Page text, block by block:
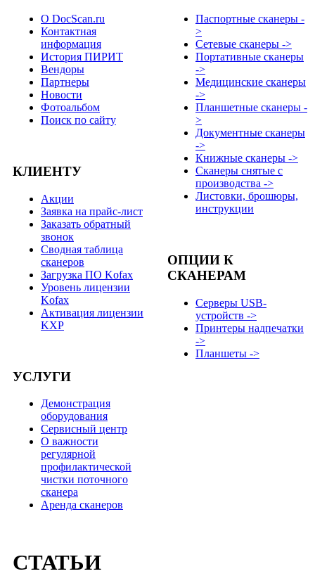
О DocScan.ru
Контактная
информация
История ПИРИТ
Вендоры
Партнеры
Новости
Фотоальбом
Поиск по сайту
КЛИЕНТУ
Акции
Заявка на прайс-лист
Заказать обратный
звонок
Сводная таблица
сканеров
Загрузка ПО Kofax
Уровень лицензии
Kofax
Активация лицензии
KXP
УСЛУГИ
Демонстрация
оборудования
Сервисный центр
О важности
регулярной
профилактической
чистки поточного
сканера
Аренда сканеров
Паспортные сканеры -
>
Сетевые сканеры ->
Портативные сканеры
->
Медицинские сканеры
->
Планшетные сканеры -
>
Документные сканеры
->
Книжные сканеры ->
Сканеры снятые с
производства ->
Листовки, брошюры,
инструкции
ОПЦИИ К
СКАНЕРАМ
Серверы USB-
устройств ->
Принтеры надпечатки
->
Планшеты ->
СТАТЬИ